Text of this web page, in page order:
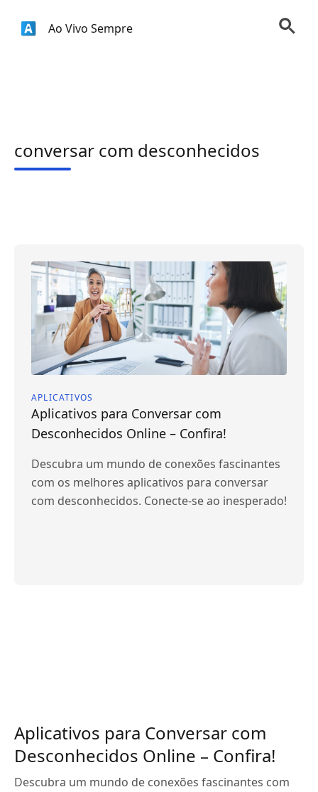
Ao Vivo Sempre
conversar com desconhecidos
APLICATIVOS
Aplicativos para Conversar com
Desconhecidos Online – Confira!
Descubra um mundo de conexões fascinantes
com os melhores aplicativos para conversar
com desconhecidos. Conecte-se ao inesperado!
Aplicativos para Conversar com
Desconhecidos Online – Confira!
Descubra um mundo de conexões fascinantes com